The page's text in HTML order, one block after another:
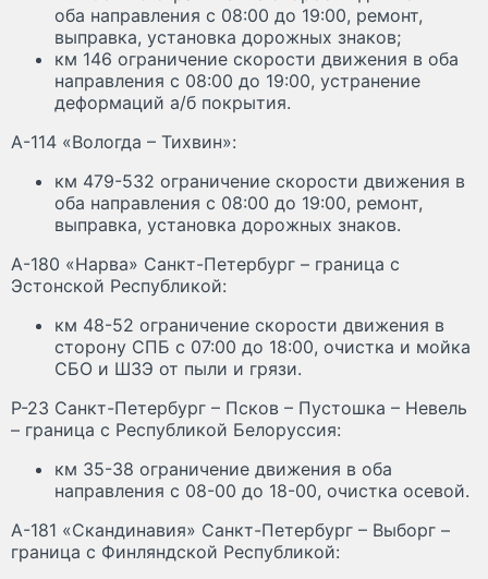
оба направления с 08:00 до 19:00, ремонт,
выправка, установка дорожных знаков;
км 146 ограничение скорости движения в оба
направления с 08:00 до 19:00, устранение
деформаций а/б покрытия.
А-114 «Вологда – Тихвин»:
км 479-532 ограничение скорости движения в
оба направления с 08:00 до 19:00, ремонт,
выправка, установка дорожных знаков.
А-180 «Нарва» Санкт-Петербург – граница с
Эстонской Республикой:
км 48-52 ограничение скорости движения в
сторону СПБ с 07:00 до 18:00, очистка и мойка
СБО и ШЗЭ от пыли и грязи.
Р-23 Санкт-Петербург – Псков – Пустошка – Невель
– граница с Республикой Белоруссия:
км 35-38 ограничение движения в оба
направления с 08-00 до 18-00, очистка осевой.
А-181 «Скандинавия» Санкт-Петербург – Выборг –
граница с Финляндской Республикой: